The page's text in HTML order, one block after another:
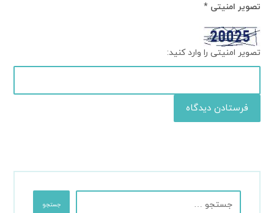
تصویر امنیتی*
تصویر امنیتی را وارد کنید:
فرستادن دیدگاه
جستجو